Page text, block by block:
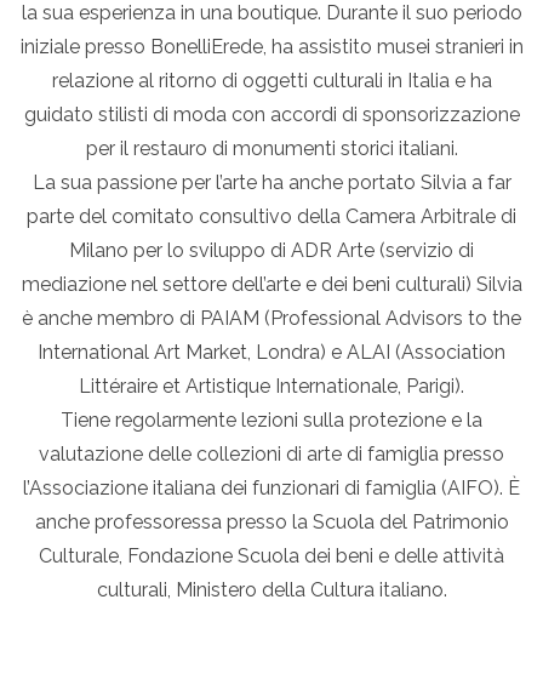
la sua esperienza in una boutique. Durante il suo periodo
iniziale presso BonelliErede, ha assistito musei stranieri in
relazione al ritorno di oggetti culturali in Italia e ha
guidato stilisti di moda con accordi di sponsorizzazione
per il restauro di monumenti storici italiani.
La sua passione per l’arte ha anche portato Silvia a far
parte del comitato consultivo della Camera Arbitrale di
Milano per lo sviluppo di ADR Arte (servizio di
mediazione nel settore dell’arte e dei beni culturali) Silvia
è anche membro di PAIAM (Professional Advisors to the
International Art Market, Londra) e ALAI (Association
Littéraire et Artistique Internationale, Parigi).
Tiene regolarmente lezioni sulla protezione e la
valutazione delle collezioni di arte di famiglia presso
l’Associazione italiana dei funzionari di famiglia (AIFO). È
anche professoressa presso la Scuola del Patrimonio
Culturale, Fondazione Scuola dei beni e delle attività
culturali, Ministero della Cultura italiano.